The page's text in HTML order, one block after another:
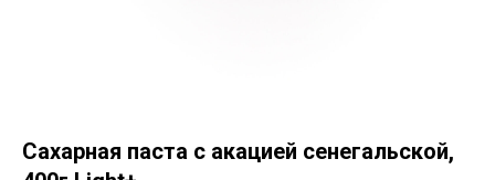
Сахарная паста с акацией сенегальской,